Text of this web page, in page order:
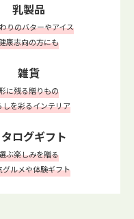
乳製品
りのバターやアイス
康志向の方にも
雑貨
に残る贈りもの
しを彩るインテリア
ログギフト
ぶ楽しみを贈る
グルメや体験ギフト